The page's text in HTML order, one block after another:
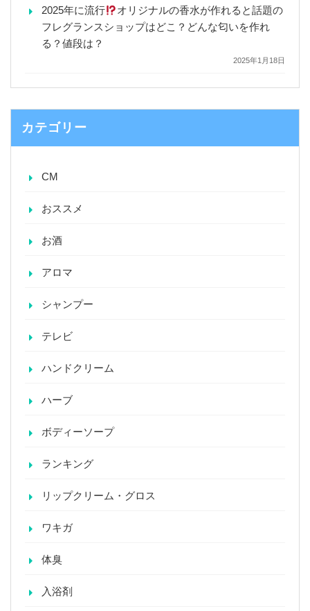
2025年に流行
オリジナルの香水が作れると話題の
フレグランスショップはどこ？どんな匂いを作れ
る？値段は？
2025年1月18日
カテゴリー
CM
おススメ
お酒
アロマ
シャンプー
テレビ
ハンドクリーム
ハーブ
ボディーソープ
ランキング
リップクリーム・グロス
ワキガ
体臭
入浴剤